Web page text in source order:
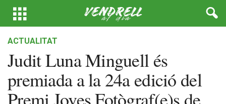
ACTUALITAT
Judit Luna Minguell és
premiada a la 24a edició del
Premi Joves Fotògraf(e)s de